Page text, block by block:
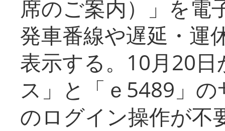
席のご案内）」を電
発車番線や遅延・運
表示する。10月20
ス」と「ｅ5489」
のログイン操作が不